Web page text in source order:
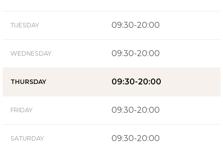
TUESDAY 09:30-20:00
WEDNESDAY 09:30-20:00
THURSDAY 09:30-20:00
FRIDAY 09:30-20:00
SATURDAY 09:30-20:00